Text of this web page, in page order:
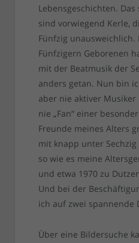
Lebensgeschichten.
sind vorwiegend Kerle,
Fünfzig
Fünfzigern Geborenen
mit der Beatmusik der
anders getan. Nun bin
aber nie aktiver
nie „Fan“ einer
Freunde meines Alters
mit knapp unter
so wie es meine
und etwa 1970 zu
Und bei der
ich auf zwei spannende
Über eine Bildersuche